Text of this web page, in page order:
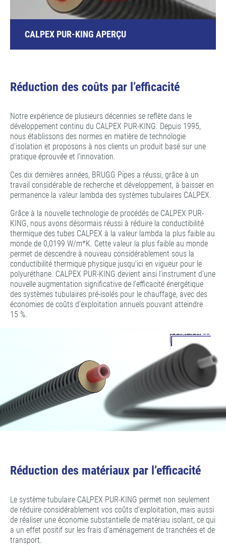
CALPEX PUR-KING APERÇU
Réduction des coûts par l’efficacité
Notre expérience de plusieurs décennies se reflète dans le
développement continu du CALPEX PUR-KING. Depuis 1995,
nous établissons des normes en matière de technologie
d'isolation et proposons à nos clients un produit basé sur une
pratique éprouvée et l'innovation.
Ces dix dernières années, BRUGG Pipes a réussi, grâce à un
travail considérable de recherche et développement, à baisser en
permanence la valeur lambda des systèmes tubulaires CALPEX.
Grâce à la nouvelle technologie de procédés de CALPEX PUR-
KING, nous avons désormais réussi à réduire la conductibilité
thermique des tubes CALPEX à la valeur lambda la plus faible au
monde de 0,0199 W/m*K. Cette valeur la plus faible au monde
permet de descendre à nouveau considérablement sous la
conductibilité thermique physique jusqu’ici en vigueur pour le
polyuréthane. CALPEX PUR-KING devient ainsi l’instrument d’une
nouvelle augmentation significative de l’efficacité énergétique
des systèmes tubulaires pré-isolés pour le chauffage, avec des
économies de coûts d’exploitation annuels pouvant atteindre
15 %.
Réduction des matériaux par l’efficacité
Le système tubulaire CALPEX PUR-KING permet non seulement
de réduire considérablement vos coûts d’exploitation, mais aussi
de réaliser une économie substantielle de matériau isolant, ce qui
a un effet positif sur les frais d’aménagement de tranchées et de
transport.